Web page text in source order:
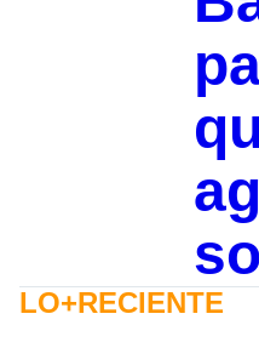
LO+RECIENTE